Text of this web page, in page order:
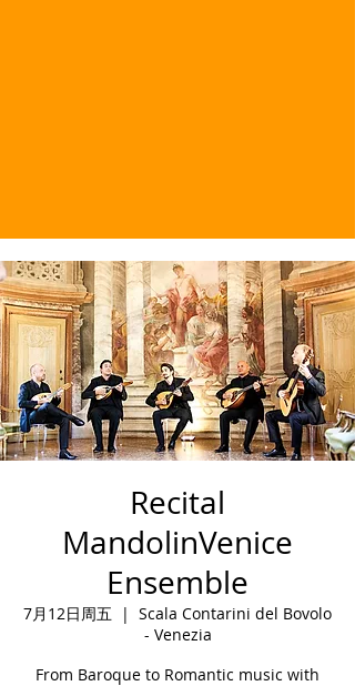
Recital
MandolinVenice
Ensemble
7月12日周五
  |
Scala Contarini del Bovolo
- Venezia
From Baroque to Romantic music with